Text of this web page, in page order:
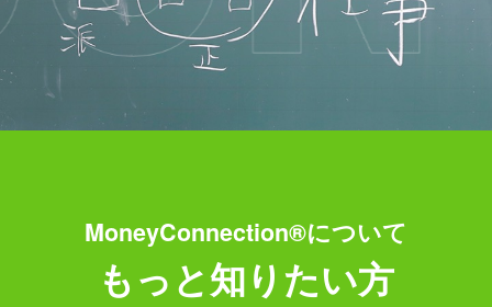
MoneyConnection®について
もっと知りたい方